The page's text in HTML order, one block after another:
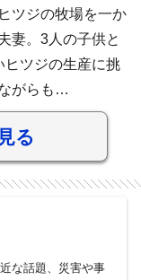
ツジの牧場を一か
妻。3人の子供と
ヒツジの生産に挑
がらも…
る
な話題、災害や事